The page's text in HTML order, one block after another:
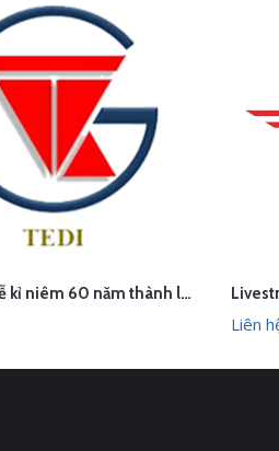
XEM NHANH
Livestream Lễ kỉ niêm 60 năm thành lập TEDI
Liên